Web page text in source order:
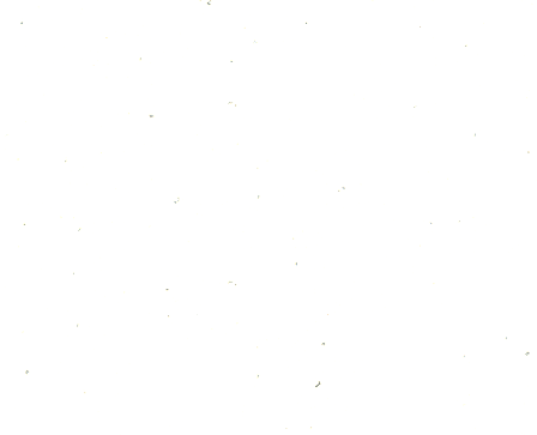
2025年11月20日
お知らせ